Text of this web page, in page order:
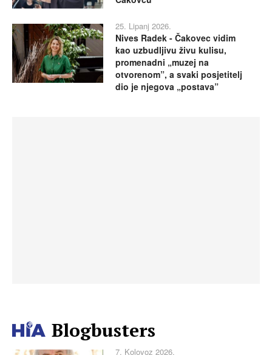
25. Lipanj 2026.
Nives Radek - Čakovec vidim
kao uzbudljivu živu kulisu,
promenadni „muzej na
otvorenom”, a svaki posjetitelj
dio je njegova „postava”
Blogbusters
7. Kolovoz 2026.